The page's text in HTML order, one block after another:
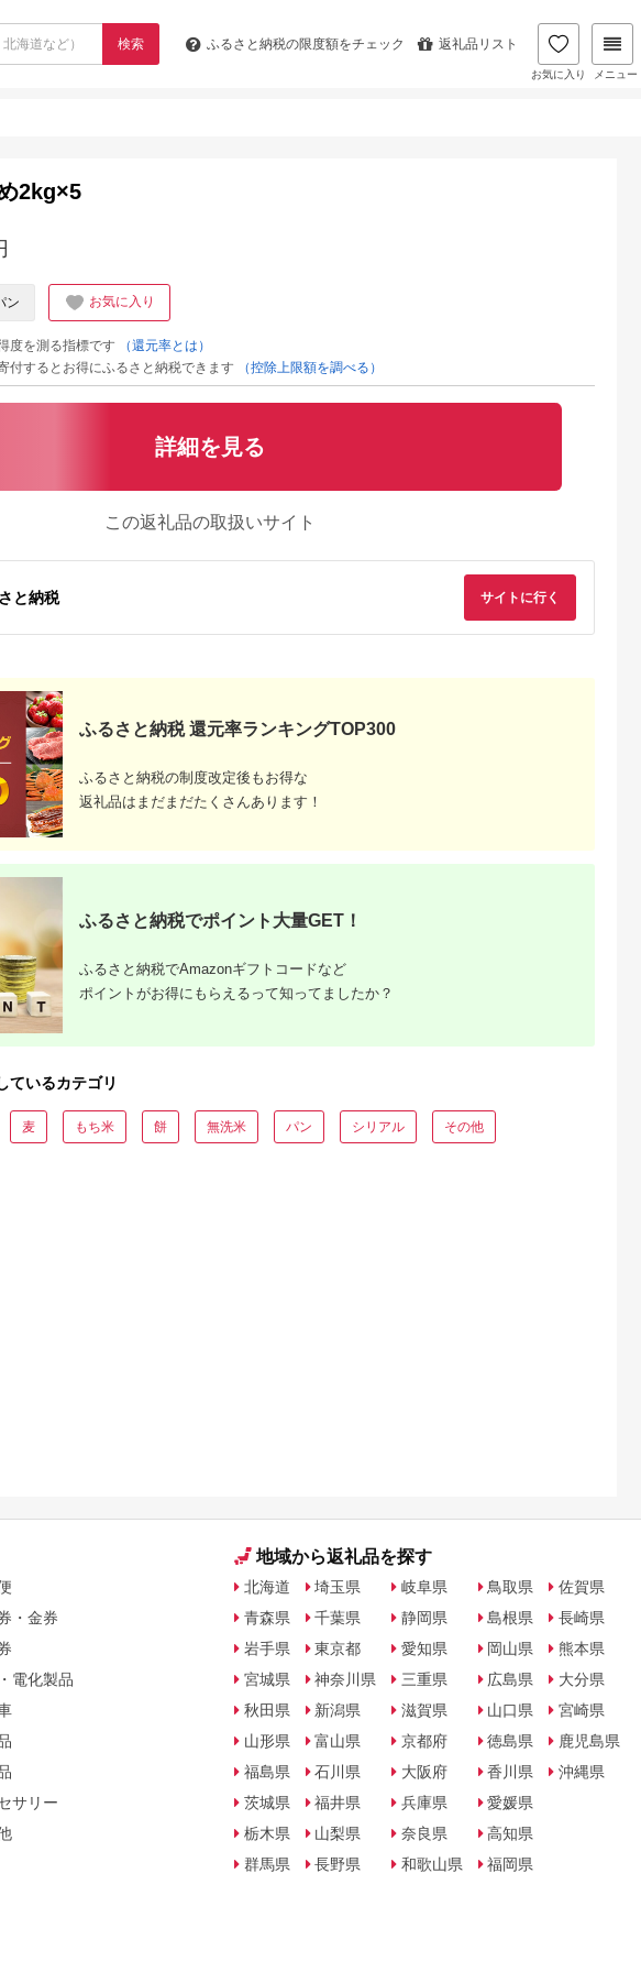
検索 ふるさと納税の限度額をチェック 返礼品リスト
お気に入り メニュー
杵つきの
枚｜も
菓子処坂
行方市(K-
5.0
円
いろいろ試せるパック
ご飯3種類9個（コシ
んまい・新之助）＆み
よばぁちゃんの手作り
5.0
寄付金額: 14,000
お米 日本米 ギフト 贈
り物 備蓄 防災 食品
5.0
寄付金額:15,000
強力小麦粉 小麦粉 食
品 北海道 上富良野町
5.0
寄付金額: 34,000円
2kg×5
ン お気に入り
度を測る指標です
（還元率とは）
付するとお得にふるさと納税できます
（控除上限額を調べる）
詳細を見る
この返礼品の取扱いサイト
と納税 サイトに行く
ふるさと納税 還元率ランキングTOP300
ふるさと納税の制度改定後もお得な
返礼品はまだまだたくさんあります！
ふるさと納税でポイント大量GET！
ふるさと納税でAmazonギフトコードなど
ポイントがお得にもらえるって知ってましたか？
ているカテゴリ
麦 もち米 餅 無洗米 パン シリアル その他
・金券
電化製品
サリー
地域から返礼品を探す
北海道
青森県
岩手県
宮城県
秋田県
山形県
福島県
茨城県
栃木県
群馬県
埼玉県
千葉県
東京都
神奈川県
新潟県
富山県
石川県
福井県
山梨県
長野県
岐阜県
静岡県
愛知県
三重県
滋賀県
京都府
大阪府
兵庫県
奈良県
和歌山県
鳥取県
島根県
岡山県
広島県
山口県
徳島県
香川県
愛媛県
高知県
福岡県
佐賀県
長崎県
熊本県
大分県
宮崎県
鹿児島県
沖縄県